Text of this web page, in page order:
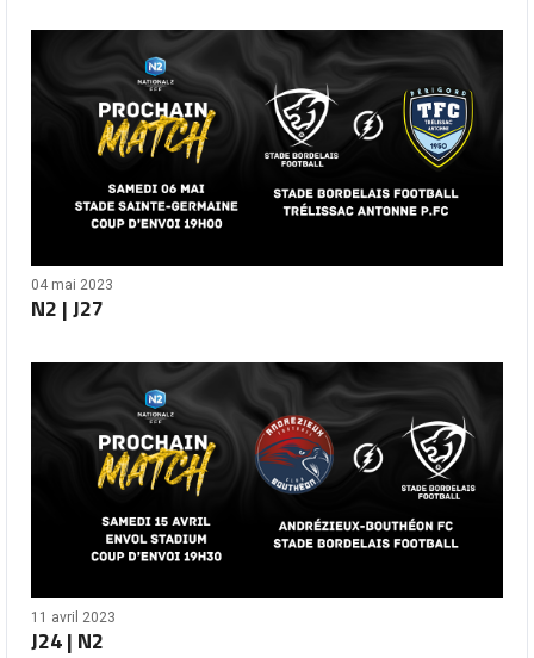
04 mai 2023
N2 | J27
11 avril 2023
J24 | N2